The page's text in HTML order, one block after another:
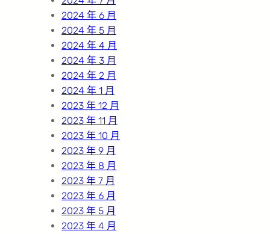
2024 年 6 月
2024 年 5 月
2024 年 4 月
2024 年 3 月
2024 年 2 月
2024 年 1 月
2023 年 12 月
2023 年 11 月
2023 年 10 月
2023 年 9 月
2023 年 8 月
2023 年 7 月
2023 年 6 月
2023 年 5 月
2023 年 4 月